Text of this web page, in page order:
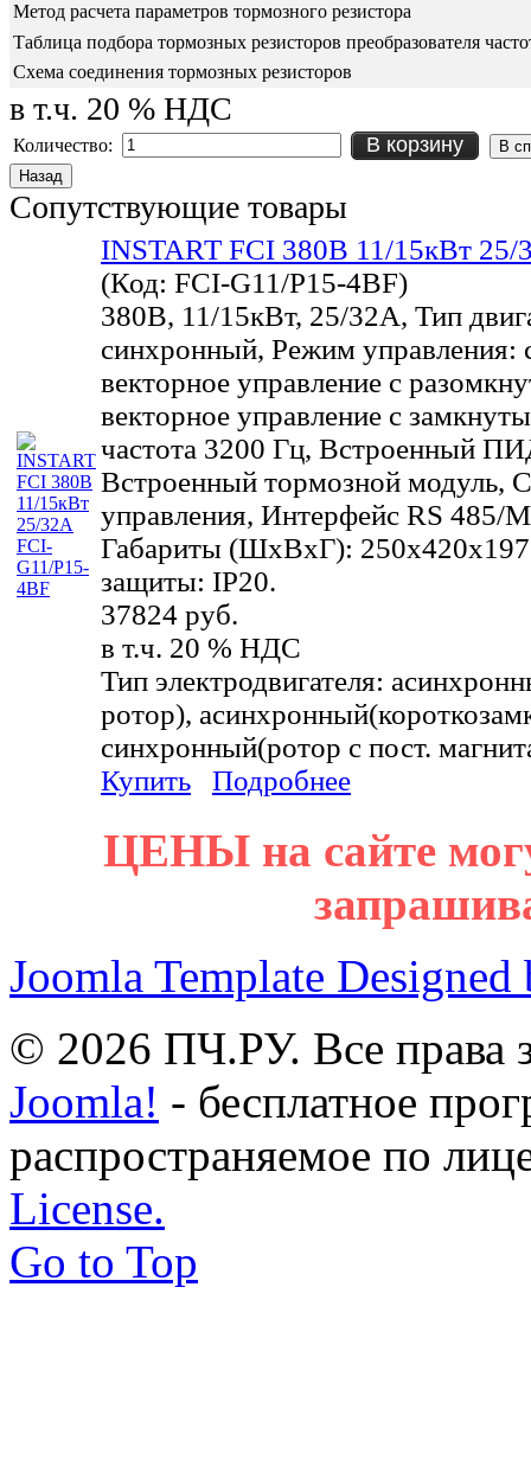
Метод расчета параметров тормозного резистора
Таблица подбора тормозных резисторов преобразователя
Схема соединения тормозных резисторов
в т.ч. 20 % НДС
Количество: В корзину
Сопутствующие товары
INSTART FCI 380В 11/15кВт
(Код: FCI-G11/P15-4BF)
380В, 11/15кВт, 25/32А, Тип
синхронный, Режим управления:
векторное управление с
векторное управление с
частота 3200 Гц, Встроенный
Встроенный тормозной модуль,
управления, Интерфейс RS 485/
Габариты (ШхВхГ): 250x420x197
защиты: IP20.
37824 руб.
в т.ч. 20 % НДС
Тип электродвигателя:
ротор),
синхронный(ротор с пост.
Купить
Подробнее
ЦЕНЫ на сайте
Joomla Template Designed
© 2026 ПЧ.РУ. Все права
Joomla! - бесплатное
распространяемое по
License.
Go to Top